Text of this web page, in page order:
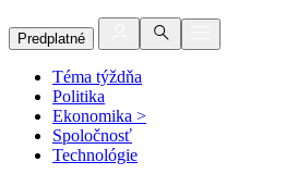
Predplatné
Téma týždňa
Politika
Ekonomika >
Spoločnosť
Technológie